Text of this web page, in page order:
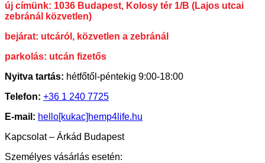
új címünk: 1036 Budapest, Kolosy tér 1/B (Lajos utcai
zebránál közvetlen)
bejárat: utcáról, közvetlen a zebránál
parkolás: utcán fizetős
Nyitva tartás: hétfőtől-péntekig 9:00-18:00
Telefon: +36 1 240 7725
E-mail: hello[kukac]hemp4life.hu
Kapcsolat – Árkád Budapest
Személyes vásárlás esetén: